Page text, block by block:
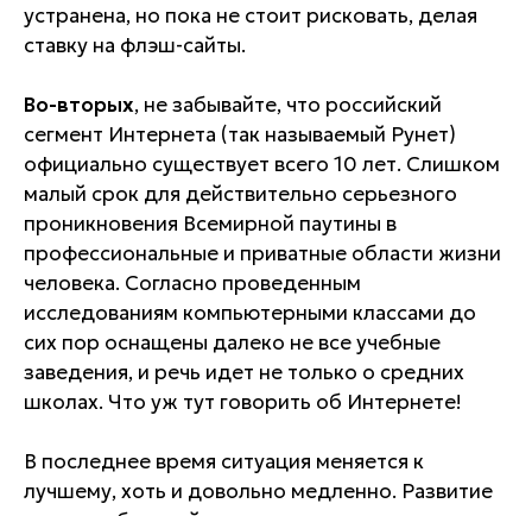
устранена, но пока не стоит рисковать, делая
ставку на флэш-сайты.
Во-вторых, не забывайте, что российский
сегмент Интернета (так называемый Рунет)
официально существует всего 10 лет. Слишком
малый срок для действительно серьезного
проникновения Всемирной паутины в
профессиональные и приватные области жизни
человека. Согласно проведенным
исследованиям компьютерными классами до
сих пор оснащены далеко не все учебные
заведения, и речь идет не только о средних
школах. Что уж тут говорить об Интернете!
В последнее время ситуация меняется к
лучшему, хоть и довольно медленно. Развитие